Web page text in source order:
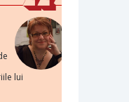
lui